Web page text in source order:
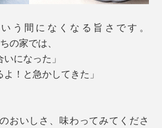
う間になくなる旨さです。
の家では、
になった」
！と急かしてきた」
おいしさ、味わってみてくださ